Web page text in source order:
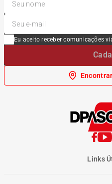
Eu aceito receber comunicações
Links